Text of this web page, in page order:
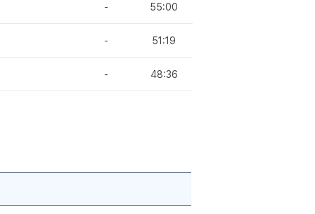
- 55:00
- 51:19
- 48:36